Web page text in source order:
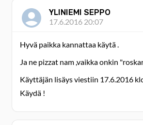
YLINIEMI SEPPO
17.6.2016 20:07
Hyvä paikka kannattaa käytä .
Ja ne pizzat nam ,vaikka onkin
Käyttäjän lisäys viestiin 17.6.2016
Käydä !